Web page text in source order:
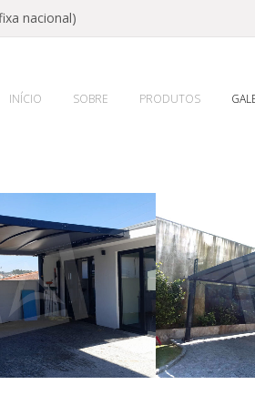
nacional)
INÍCIO SOBRE PRODUTOS